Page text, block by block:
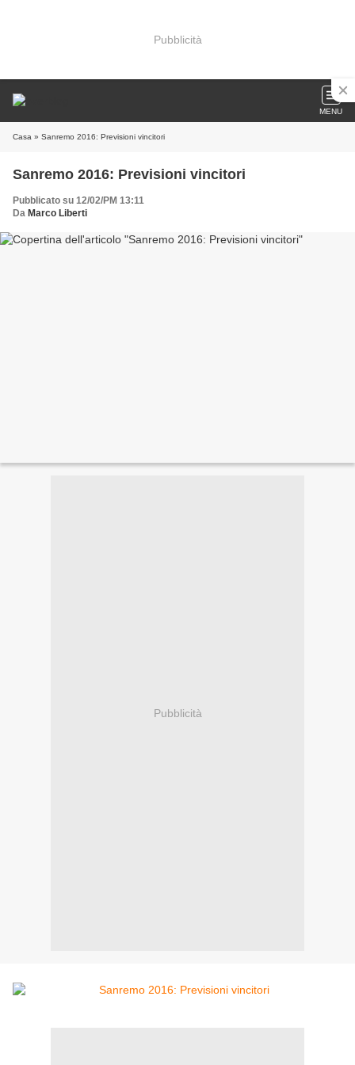
Pubblicità
MENU
Casa » Sanremo 2016: Previsioni vincitori
Sanremo 2016: Previsioni vincitori
Pubblicato su 12/02/PM 13:11
Da Marco Liberti
Pubblicità